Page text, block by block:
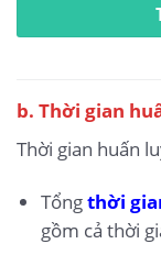
b. Thời gian
Thời gian huấn
Tổngthời
gồm cả thời